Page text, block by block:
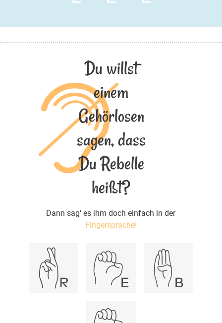
Du willst
einem
Gehörlosen
sagen, dass
Du Rebelle
heißt?
Dann sag‘ es ihm doch einfach in der
Fingersprache!